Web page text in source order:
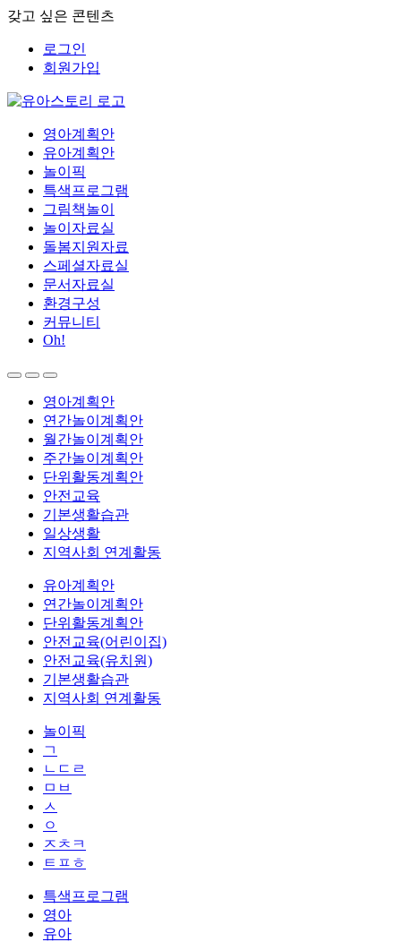
갖고 싶은 콘텐츠
로그인
회원가입
영아계획안
유아계획안
놀이픽
특색프로그램
그림책놀이
놀이자료실
돌봄지원자료
스페셜자료실
문서자료실
환경구성
커뮤니티
Oh!
영아계획안
연간놀이계획안
월간놀이계획안
주간놀이계획안
단위활동계획안
안전교육
기본생활습관
일상생활
지역사회 연계활동
유아계획안
연간놀이계획안
단위활동계획안
안전교육(어린이집)
안전교육(유치원)
기본생활습관
지역사회 연계활동
놀이픽
ㄱ
ㄴㄷㄹ
ㅁㅂ
ㅅ
ㅇ
ㅈㅊㅋ
ㅌㅍㅎ
특색프로그램
영아
유아